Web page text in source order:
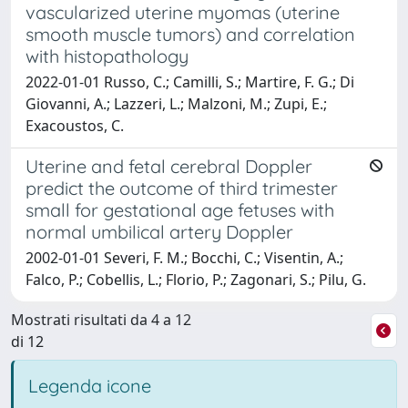
vascularized uterine myomas (uterine
smooth muscle tumors) and correlation
with histopathology
2022-01-01 Russo, C.; Camilli, S.; Martire, F. G.; Di
Giovanni, A.; Lazzeri, L.; Malzoni, M.; Zupi, E.;
Exacoustos, C.
Uterine and fetal cerebral Doppler
predict the outcome of third trimester
small for gestational age fetuses with
normal umbilical artery Doppler
2002-01-01 Severi, F. M.; Bocchi, C.; Visentin, A.;
Falco, P.; Cobellis, L.; Florio, P.; Zagonari, S.; Pilu, G.
Mostrati risultati da 4 a 12
di 12
Legenda icone